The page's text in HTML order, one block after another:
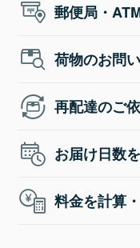
郵便局・
荷物のお問
再配達のご
お届け日数
料金を計算